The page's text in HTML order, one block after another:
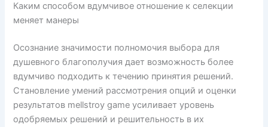
Каким способом вдумчивое отношение к селекции
меняет манеры
Осознание значимости полномочия выбора для
душевного благополучия дает возможность более
вдумчиво подходить к течению принятия решений.
Становление умений рассмотрения опций и оценки
результатов mellstroy game усиливает уровень
одобряемых решений и решительность в их